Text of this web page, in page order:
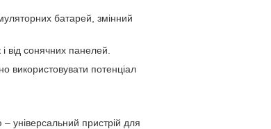
батарей, змінний
від сонячних панелей.
використовувати потенціал
універсальний пристрій для